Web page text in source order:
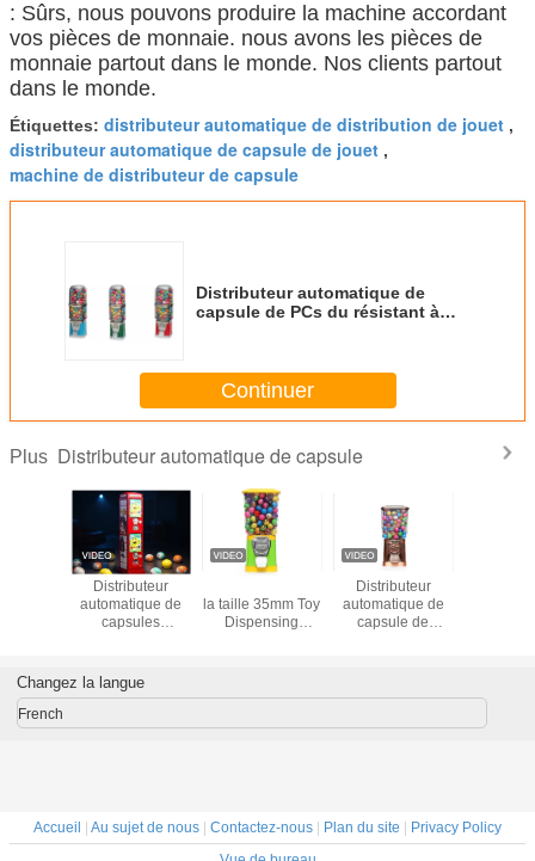
: Sûrs, nous pouvons produire la machine accordant
vos pièces de monnaie. nous avons les pièces de
monnaie partout dans le monde. Nos clients partout
dans le monde.
Étiquettes: distributeur automatique de distribution de jouet ,
distributeur automatique de capsule de jouet ,
machine de distributeur de capsule
Distributeur automatique de
capsule de PCs du résistant à
Continuer
Plus Distributeur automatique de capsule
la
de
à
Distributeur
automatique de
capsules
pièces, pour
gommes à
balles
la taille 35mm Toy
Dispensing
Distributeur
automatique de
capsule de
Changez la langue
French
Accueil Au sujet de nous Contactez-nous Plan du site
Privacy Policy